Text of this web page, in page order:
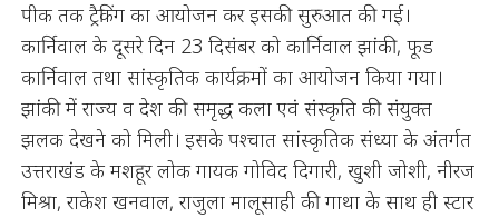
पीक तक ट्रैकिंग का आयोजन कर इसकी सुरुआत की गई।
कार्निवाल के दूसरे दिन 23 दिसंबर को कार्निवाल झांकी, फूड
कार्निवाल तथा सांस्कृतिक कार्यक्रमों का आयोजन किया गया।
झांकी में राज्य व देश की समृद्ध कला एवं संस्कृति की संयुक्त
झलक देखने को मिली। इसके पश्चात सांस्कृतिक संध्या के अंतर्गत
उत्तराखंड के मशहूर लोक गायक गोविद दिगारी, खुशी जोशी, नीरज
मिश्रा, राकेश खनवाल, राजुला मालूसाही की गाथा के साथ ही स्टार